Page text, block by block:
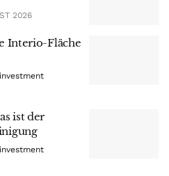
2026
Interio-Fläche
ist der